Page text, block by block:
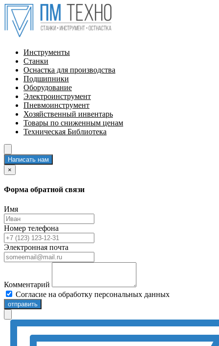
Инструменты
Станки
Оснастка для производства
Подшипники
Оборудование
Электроинструмент
Пневмоинструмент
Хозяйственный инвентарь
Товары по сниженным ценам
Техническая Библиотека
Написать нам
×
Форма обратной связи
Имя
Номер телефона
Электронная почта
Комментарий
Согласие на обработку персональных данных
отправить